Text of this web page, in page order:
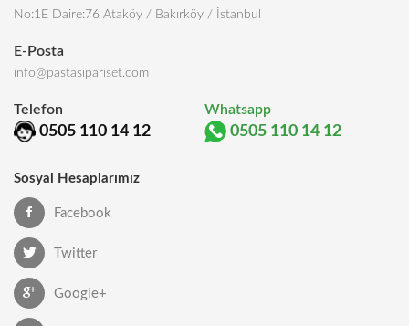
No:1E Daire:76 Ataköy / Bakırköy / İstanbul
E-Posta
info@pastasipariset.com
Telefon
0505 110 14 12
Whatsapp
0505 110 14 12
Sosyal Hesaplarımız
Facebook
Twitter
Google+